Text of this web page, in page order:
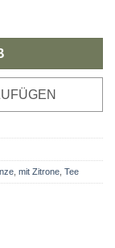
mit Zitrone Tee